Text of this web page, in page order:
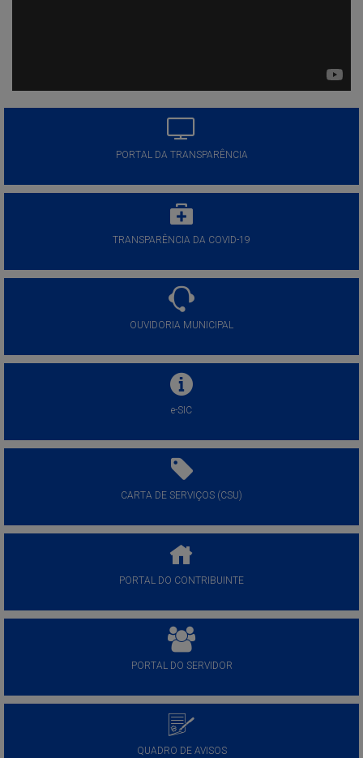
PORTAL DA TRANSPARÊNCIA
TRANSPARÊNCIA DA COVID-19
OUVIDORIA MUNICIPAL
e-SIC
CARTA DE SERVIÇOS (CSU)
PORTAL DO CONTRIBUINTE
PORTAL DO SERVIDOR
QUADRO DE AVISOS